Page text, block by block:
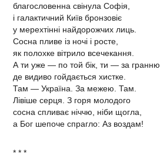
благословенна свінула Софія,
і галактичний Київ бронзовіє
у мерехтінні найдорожчих лиць.
Сосна пливе із ночі і росте,
як полохке вітрило всечекання.
А ти уже — по той бік, ти — за гранню,
де видиво гойдається хистке.
Там — Україна. За межею. Там.
Лівіше серця. З горя молодого
сосна спливає ніччю, ніби щогла,
а Бог шепоче спрагло: Аз воздам!
* * *